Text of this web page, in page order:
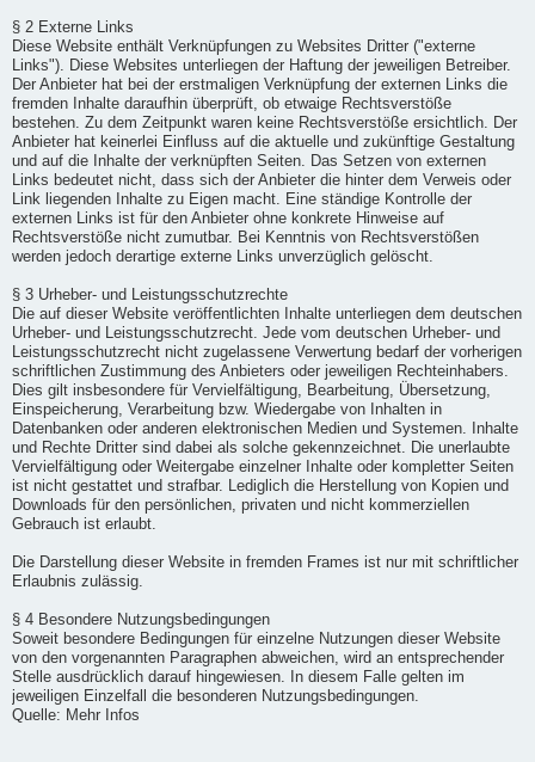
§ 2 Externe Links
Diese Website enthält Verknüpfungen zu Websites Dritter ("externe
Links"). Diese Websites unterliegen der Haftung der jeweiligen Betreiber.
Der Anbieter hat bei der erstmaligen Verknüpfung der externen Links die
fremden Inhalte daraufhin überprüft, ob etwaige Rechtsverstöße
bestehen. Zu dem Zeitpunkt waren keine Rechtsverstöße ersichtlich. Der
Anbieter hat keinerlei Einfluss auf die aktuelle und zukünftige Gestaltung
und auf die Inhalte der verknüpften Seiten. Das Setzen von externen
Links bedeutet nicht, dass sich der Anbieter die hinter dem Verweis oder
Link liegenden Inhalte zu Eigen macht. Eine ständige Kontrolle der
externen Links ist für den Anbieter ohne konkrete Hinweise auf
Rechtsverstöße nicht zumutbar. Bei Kenntnis von Rechtsverstößen
werden jedoch derartige externe Links unverzüglich gelöscht.
§ 3 Urheber- und Leistungsschutzrechte
Die auf dieser Website veröffentlichten Inhalte unterliegen dem deutschen
Urheber- und Leistungsschutzrecht. Jede vom deutschen Urheber- und
Leistungsschutzrecht nicht zugelassene Verwertung bedarf der vorherigen
schriftlichen Zustimmung des Anbieters oder jeweiligen Rechteinhabers.
Dies gilt insbesondere für Vervielfältigung, Bearbeitung, Übersetzung,
Einspeicherung, Verarbeitung bzw. Wiedergabe von Inhalten in
Datenbanken oder anderen elektronischen Medien und Systemen. Inhalte
und Rechte Dritter sind dabei als solche gekennzeichnet. Die unerlaubte
Vervielfältigung oder Weitergabe einzelner Inhalte oder kompletter Seiten
ist nicht gestattet und strafbar. Lediglich die Herstellung von Kopien und
Downloads für den persönlichen, privaten und nicht kommerziellen
Gebrauch ist erlaubt.
Die Darstellung dieser Website in fremden Frames ist nur mit schriftlicher
Erlaubnis zulässig.
§ 4 Besondere Nutzungsbedingungen
Soweit besondere Bedingungen für einzelne Nutzungen dieser Website
von den vorgenannten Paragraphen abweichen, wird an entsprechender
Stelle ausdrücklich darauf hingewiesen. In diesem Falle gelten im
jeweiligen Einzelfall die besonderen Nutzungsbedingungen.
Quelle: Mehr Infos